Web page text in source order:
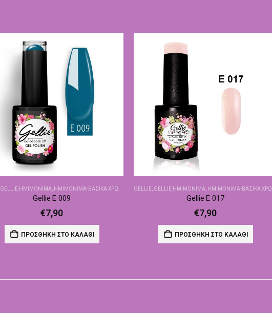
GELLIE ΗΜΙΜΌΝΙΜΑ, ΗΜΙΜΌΝΙΜΑ-ΒΑΣΙΚΆ ΧΡΏΜΑΤΑ
Gellie E 009
€7,90
ΠΡΟΣΘΉΚΗ ΣΤΟ ΚΑΛΆΘΙ
GELLIE, GELLIE ΗΜΙΜΌΝΙΜΑ, ΗΜΙΜΌΝΙΜΑ-ΒΑΣΙΚΆ ΧΡΏΜΑΤΑ
Gellie E 017
€7,90
ΠΡΟΣΘΉΚΗ ΣΤΟ ΚΑΛΆΘΙ